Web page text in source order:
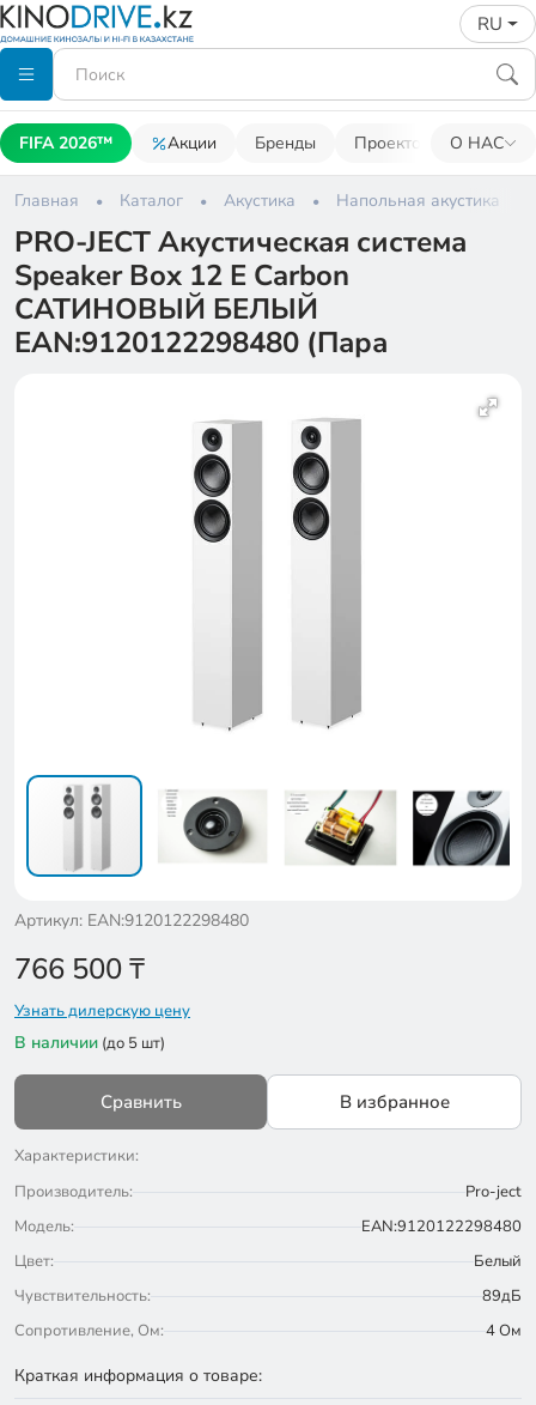
RU
FIFA 2026™ Акции Бренды Проекторы О НАС
Главная Каталог Акустика Напольная акустика
PRO-JECT Акустическая система
Speaker Box 12 E Carbon
САТИНОВЫЙ БЕЛЫЙ
EAN:9120122298480 (Пара
Артикул: EAN:9120122298480
766 500₸
Узнать дилерскую цену
В наличии (до 5 шт)
Сравнить В избранное
Характеристики:
Производитель:
Pro-ject
Модель:
EAN:9120122298480
Цвет:
Белый
Чувствительность:
89дБ
Сопротивление, Ом:
4 Ом
Краткая информация о товаре: